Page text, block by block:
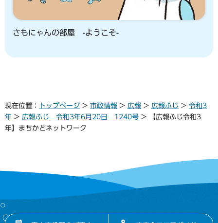
さもにゃんの部屋 -ようこそ-
現在位置： トップページ > 市政情報 > 広報 > 広報ふじ > 令和3
年 > 広報ふじ 令和3年6月20日 1240号 > 【広報ふじ令和3
年】まちかどネットワーク